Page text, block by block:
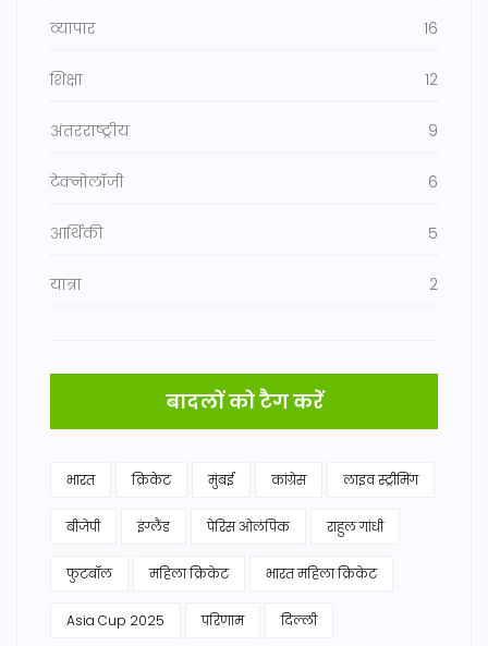
व्यापार 16
शिक्षा 12
अंतरराष्ट्रीय 9
टेक्नोलॉजी 6
आर्थिकी 5
यात्रा 2
बादलों को टैग करें
भारत क्रिकेट मुंबई कांग्रेस लाइव स्ट्रीमिंग
बीजेपी इंग्लैंड पेरिस ओलंपिक राहुल गांधी
फुटबॉल महिला क्रिकेट भारत महिला क्रिकेट
Asia Cup 2025 परिणाम दिल्ली